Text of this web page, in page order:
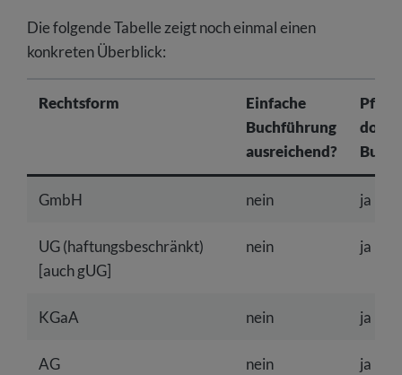
Die folgende Tabelle zeigt noch einmal einen
konkreten Überblick:
Rechtsform
Einfache
Buchführung
ausreichend?
GmbH nein ja
UG (haftungsbeschränkt)
[auch gUG]
nein ja
KGaA nein ja
AG nein ja